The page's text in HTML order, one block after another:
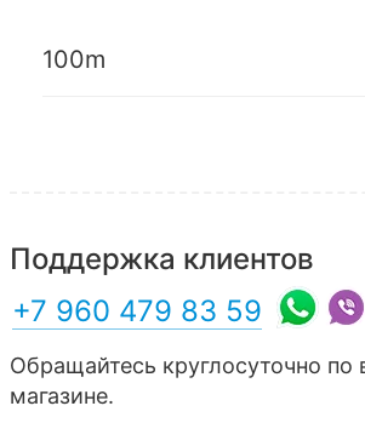
100m
Поддержка клиентов
+7 960 479 83 59
Обращайтесь круглосуточно
магазине.